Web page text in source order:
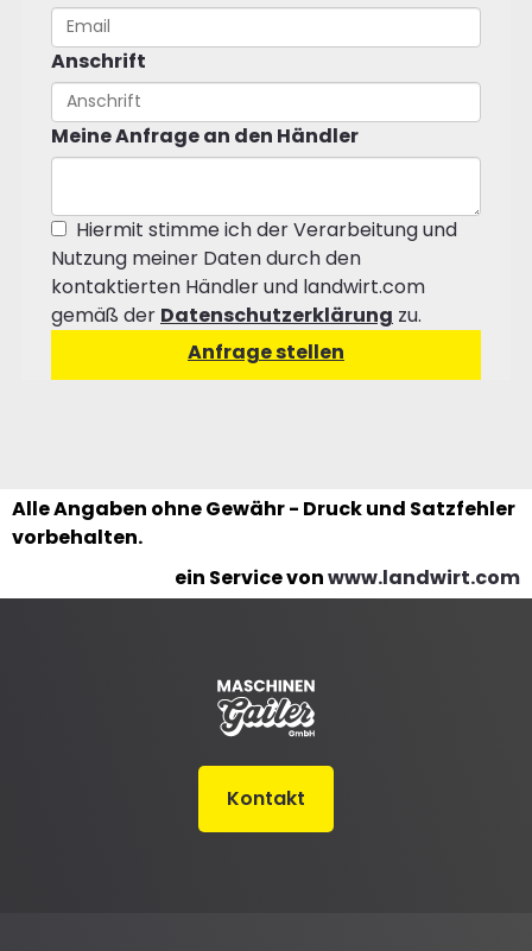
Anschrift
Meine Anfrage an den Händler
Hiermit stimme ich der Verarbeitung und
Nutzung meiner Daten durch den
kontaktierten Händler und landwirt.com
gemäß der Datenschutzerklärung zu.
Alle Angaben ohne Gewähr - Druck und Satzfehler
vorbehalten.
ein Service vonwww.landwirt.com
Kontakt